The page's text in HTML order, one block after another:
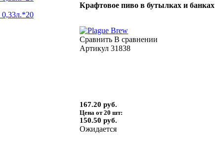
Крафтовое пиво в бутылках и банках
Сравнить В сравнении
Артикул 31838
167.20 руб.
Цена от 20 шт:
150.50 руб.
Ожидается